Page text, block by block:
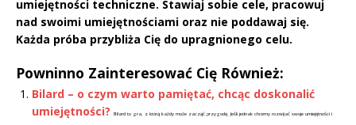
umiejętności techniczne. Stawiaj sobie cele, praco­wuj
nad swoimi umiejętnościami oraz nie poddawaj się.
Każda próba przybliża Cię do upragnionego celu.
Powninno Zainteresować Cię Również:
Bilard – o czym warto pamiętać, chcąc doskonalić
umiejętności?
Bilard to gra, z którą każdy może zacząć przygodę. Jeśli jednak chcemy rozwijać swoje umiejętności i